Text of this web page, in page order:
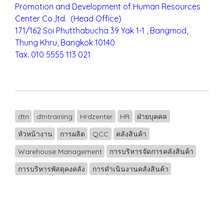
Promotion and Development of Human Resources
Center Co.,ltd. (Head Office)
171/162 Soi Phutthabucha 39 Yak 1-1 , Bangmod,
Thung Khru, Bangkok 10140
Tax. 010 5555 113 021
dtn dtntraining Hrdzenter HR
ฝ่ายบุคคล
หัวหน้างาน
การผลิต QCC
คลังสินค้า
Warehouse Management
การบริหารจัดการคลังสินค้า
การบริหารพัสดุคงคลัง
การดำเนินงานคลังสินค้า